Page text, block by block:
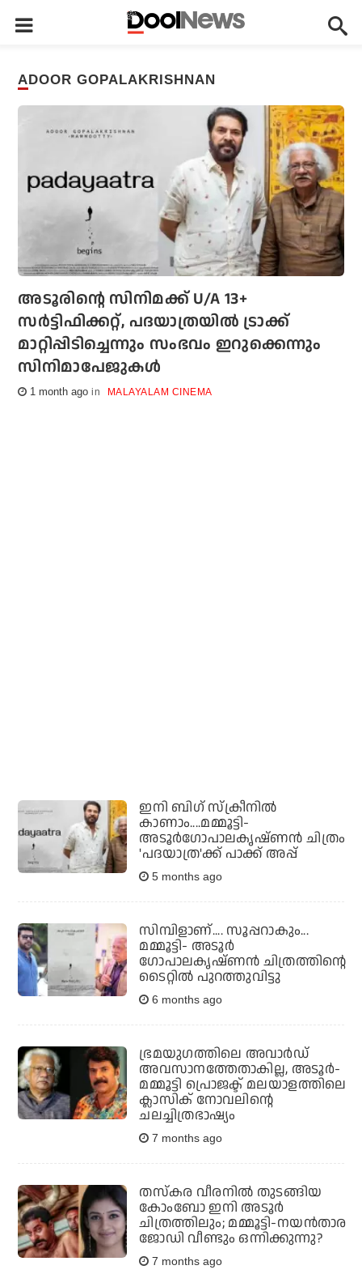
ADOOR GOPALAKRISHNAN
അടൂരിന്റെ സിനിമക്ക് U/A 13+
സര്‍ട്ടിഫിക്കറ്റ്, പദയാത്രയില്‍ ട്രാക്ക്
മാറ്റിപ്പിടിച്ചെന്നും സംഭവം ഇറുക്കെന്നും
സിനിമാപേജുകള്‍
1 month ago MALAYALAM CINEMA
ഇനി ബിഗ് സ്‌ക്രീനില്‍
കാണാം....മമ്മൂട്ടി-
അടൂര്‍ഗോപാലകൃഷ്ണന്‍ ചിത്രം
'പദയാത്ര'ക്ക് പാക്ക് അപ്പ്
5 months ago
സിമ്പിളാണ്.... സൂപ്പറാകും...
മമ്മൂട്ടി- അടൂര്‍
ഗോപാലകൃഷ്ണന്‍ ചിത്രത്തിന്റെ
ടൈറ്റില്‍ പുറത്തുവിട്ടു
6 months ago
ഭ്രമയുഗത്തിലെ അവാര്‍ഡ്
അവസാനത്തേതാകില്ല, അടൂര്‍-
മമ്മൂട്ടി പ്രൊജക്ട് മലയാളത്തിലെ
ക്ലാസിക് നോവലിന്റെ
ചലച്ചിത്രഭാഷ്യം
7 months ago
തസ്‌കര വീരനില്‍ തുടങ്ങിയ
കോംബോ ഇനി അടൂര്‍
ചിത്രത്തിലും; മമ്മൂട്ടി-നയന്‍താര
ജോഡി വീണ്ടും ഒന്നിക്കുന്നു?
7 months ago